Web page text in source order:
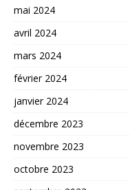
mai 2024
avril 2024
mars 2024
février 2024
janvier 2024
décembre 2023
novembre 2023
octobre 2023